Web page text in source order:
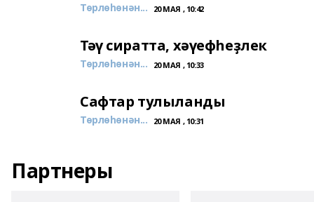
Төрлөһөнән... 20 МАЯ , 10:42
Тәү сиратта, хәүефһеҙлек
Төрлөһөнән... 20 МАЯ , 10:33
Сафтар тулыланды
Төрлөһөнән... 20 МАЯ , 10:31
Партнеры